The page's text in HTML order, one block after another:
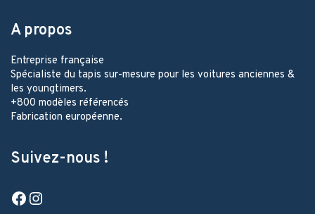
A propos
Entreprise française
Spécialiste du tapis sur-mesure pour les voitures anciennes &
les youngtimers.
+800 modèles référencés
Fabrication européenne.
Suivez-nous !
Facebook